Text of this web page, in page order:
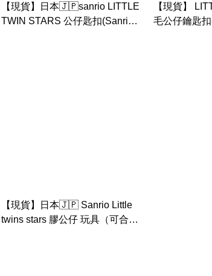
【現貨】日本🇯🇵sanrio LITTLE
TWIN STARS 公仔匙扣(Sanrio
【現貨】
毛公仔鑰匙
【現貨】日本🇯🇵 Sanrio Little
twins stars 膠公仔 玩具（可合